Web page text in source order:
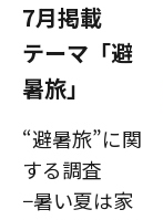
7月掲載
テーマ「避
暑旅」
“避暑旅”に関
する調査
−暑い夏は家